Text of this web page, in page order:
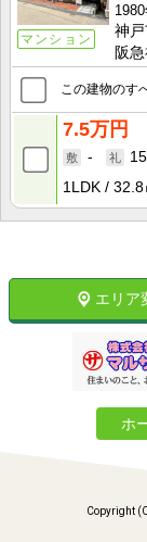
マンション
神
阪
この建物のす
7.5万円
-
1LDK
32.8
エリア
ホ
Copyright